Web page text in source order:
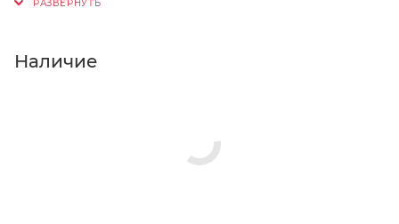
Нажмите кнопку «Оформить заказ».
Наличие